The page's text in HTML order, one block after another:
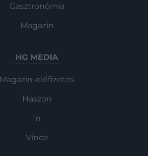
Gasztronómia
Magazin
HG MEDIA
Magazin-előfizetés
Haszon
In
Vince